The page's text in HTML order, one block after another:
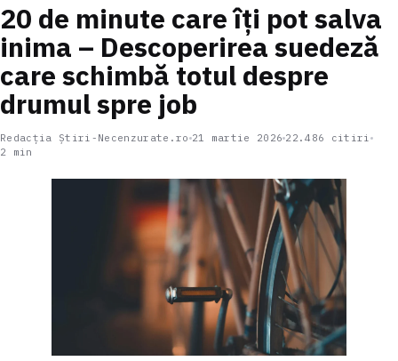
20 de minute care îți pot salva
inima – Descoperirea suedeză
care schimbă totul despre
drumul spre job
Redacția Știri-Necenzurate.ro 21 martie 2026 22.486 citiri
2 min